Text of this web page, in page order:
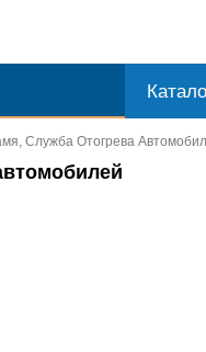
Служба Отогрева